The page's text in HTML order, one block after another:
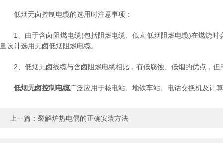
低烟无卤控制电缆的选用时注意事项：
1、由于含卤阻燃电缆(包括阻燃电缆、低卤低烟阻燃电缆)在燃烧时
量设计选用无卤低烟阻燃电缆。
2、低烟无卤线缆与含卤阻燃电缆相比，有低腐蚀、低烟的优点，但
低烟无卤控制电缆广泛应用于核电站、地铁车站、电话交换机及计
上一篇： 裂解炉热电偶的正确安装方法